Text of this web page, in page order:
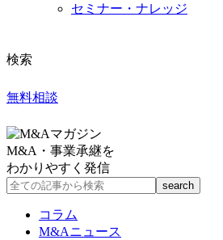
セミナー・ナレッジ
検索
無料相談
M&A・事業承継を
わかりやすく発信
コラム
M&Aニュース